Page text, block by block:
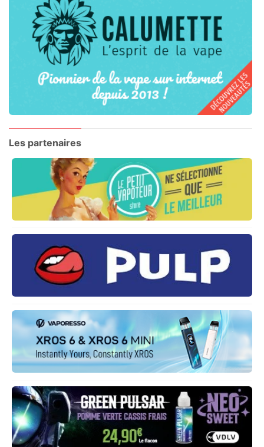
Les partenaires